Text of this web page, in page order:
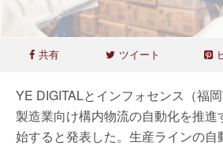
共有 ツイート
YE DIGITALとインフォセンス（福岡
製造業向け構内物流の自動化を推進
始すると発表した。生産ラインの